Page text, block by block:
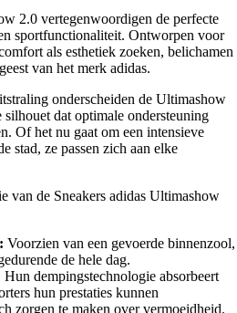
2.0 vertegenwoordigen de perfecte
sportfunctionaliteit. Ontworpen voor
als esthetiek zoeken, belichamen
van het merk adidas.
onderscheiden de Ultimashow
dat optimale ondersteuning
Of het nu gaat om een intensieve
stad, ze passen zich aan elke
van de Sneakers adidas Ultimashow
Voorzien van een gevoerde binnenzool,
de hele dag.
Hun dempingstechnologie absorbeert
hun prestaties kunnen
zorgen te maken over vermoeidheid.